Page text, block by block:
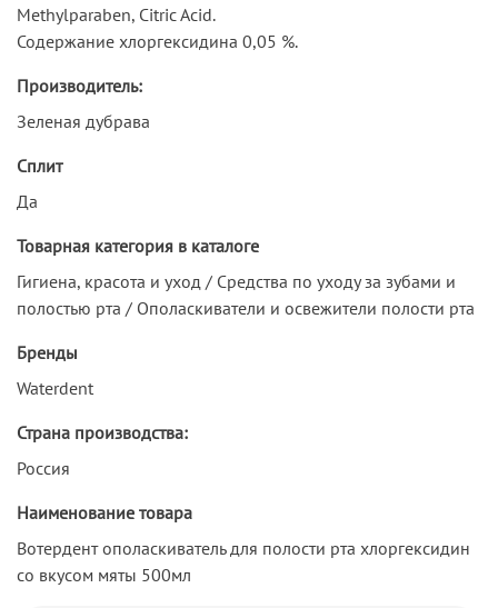
Methylparaben, Citric Acid.
Содержание хлоргексидина 0,05 %.
Производитель:
Зеленая дубрава
Сплит
Да
Товарная категория в каталоге
Гигиена, красота и уход / Средства по уходу за зубами и
полостью рта / Ополаскиватели и освежители полости рта
Бренды
Waterdent
Страна производства:
Россия
Наименование товара
Вотердент ополаскиватель для полости рта хлоргексидин
со вкусом мяты 500мл